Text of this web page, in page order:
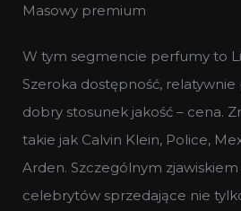
Masowy premium
W tym segmencie perfumy to
Szeroka dostępność,
dobry stosunek jakość – cena.
takie jak Calvin Klein, Police,
Arden. Szczególnym
celebrytów sprzedające nie